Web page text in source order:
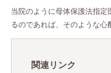
当院のように母体保護法指
るのであれば、そのような心
関連リンク